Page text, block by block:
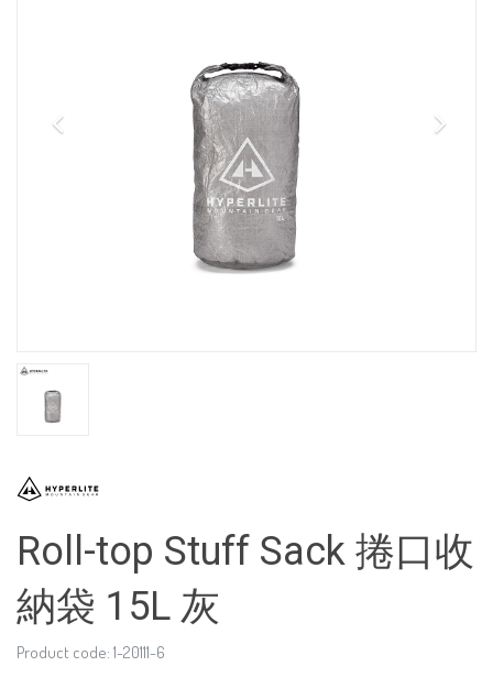
Roll-top Stuff Sack 捲口收
納袋 15L 灰
Product code: 1-20111-6